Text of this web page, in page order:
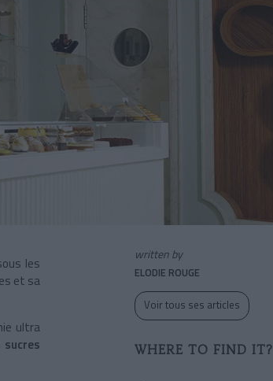
les
et sa
ultra
written by
ELODIE ROUGE
Voir tous ses articles
WHERE TO FIND IT?